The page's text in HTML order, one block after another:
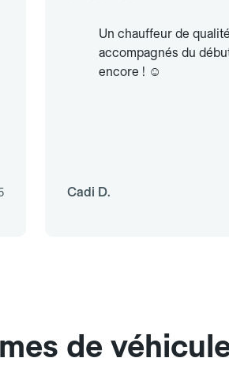
Un chauffeur de
accompagnés du
encore ! ☺️
Cadi D.
de